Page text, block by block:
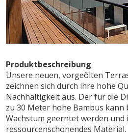
Produktbeschreibung
Unsere neuen, vorgeölten
zeichnen sich durch ihre hohe
Nachhaltigkeit aus. Der für die
zu 30 Meter hohe Bambus kann
Wachstum geerntet werden
ressourcenschonendes Material.